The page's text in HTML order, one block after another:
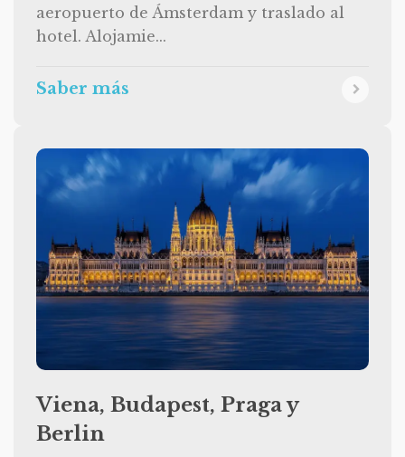
aeropuerto de Ámsterdam y traslado al
hotel. Alojamie...
Saber más
Viena, Budapest, Praga y
Berlin